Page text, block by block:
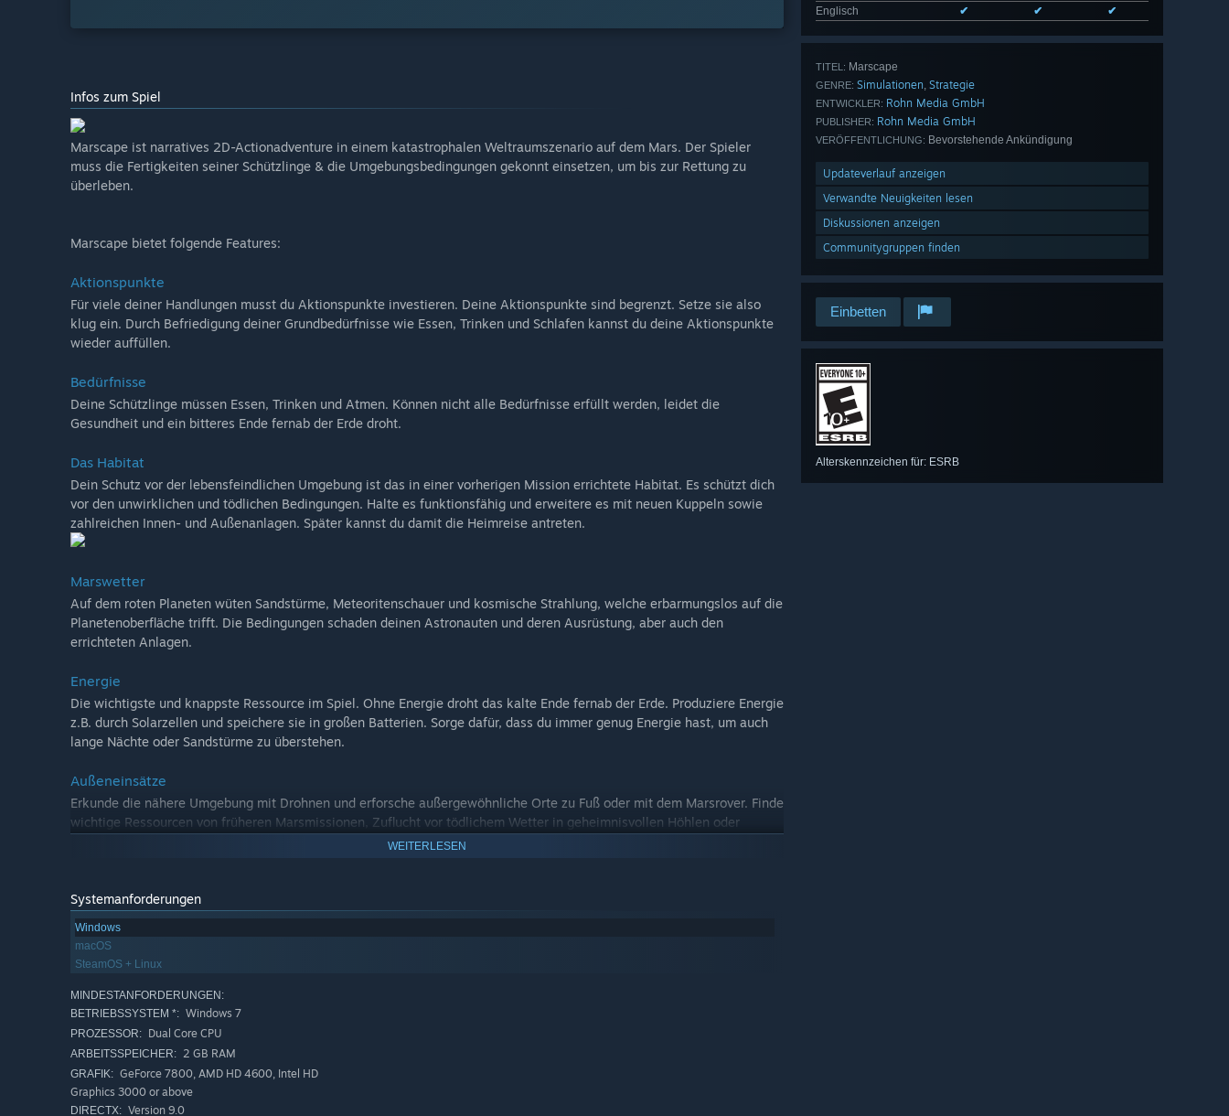
Englisch
✔ ✔ ✔
TITEL: Marscape
GENRE: Simulationen, Strategie
ENTWICKLER: Rohn Media GmbH
PUBLISHER: Rohn Media GmbH
VERÖFFENTLICHUNG: Bevorstehende Ankündigung
Updateverlauf anzeigen
Verwandte Neuigkeiten lesen
Diskussionen anzeigen
Communitygruppen finden
Einbetten
Alterskennzeichen für: ESRB
Infos zum Spiel
Marscape ist narratives 2D-Actionadventure in einem katastrophalen Weltraumszenario auf dem Mars. Der Spieler
muss die Fertigkeiten seiner Schützlinge & die Umgebungsbedingungen gekonnt einsetzen, um bis zur Rettung zu
überleben.
Marscape bietet folgende Features:
Aktionspunkte
Für viele deiner Handlungen musst du Aktionspunkte investieren. Deine Aktionspunkte sind begrenzt. Setze sie also
klug ein. Durch Befriedigung deiner Grundbedürfnisse wie Essen, Trinken und Schlafen kannst du deine Aktionspunkte
wieder auffüllen.
Bedürfnisse
Deine Schützlinge müssen Essen, Trinken und Atmen. Können nicht alle Bedürfnisse erfüllt werden, leidet die
Gesundheit und ein bitteres Ende fernab der Erde droht.
Das Habitat
Dein Schutz vor der lebensfeindlichen Umgebung ist das in einer vorherigen Mission errichtete Habitat. Es schützt dich
vor den unwirklichen und tödlichen Bedingungen. Halte es funktionsfähig und erweitere es mit neuen Kuppeln sowie
zahlreichen Innen- und Außenanlagen. Später kannst du damit die Heimreise antreten.
Marswetter
Auf dem roten Planeten wüten Sandstürme, Meteoritenschauer und kosmische Strahlung, welche erbarmungslos auf die
Planetenoberfläche trifft. Die Bedingungen schaden deinen Astronauten und deren Ausrüstung, aber auch den
errichteten Anlagen.
Energie
Die wichtigste und knappste Ressource im Spiel. Ohne Energie droht das kalte Ende fernab der Erde. Produziere Energie
z.B. durch Solarzellen und speichere sie in großen Batterien. Sorge dafür, dass du immer genug Energie hast, um auch
lange Nächte oder Sandstürme zu überstehen.
Außeneinsätze
Erkunde die nähere Umgebung mit Drohnen und erforsche außergewöhnliche Orte zu Fuß oder mit dem Marsrover. Finde
wichtige Ressourcen von früheren Marsmissionen, Zuflucht vor tödlichem Wetter in geheimnisvollen Höhlen oder
Nimm Kontakt mit der Erde auf, überlebe und produziere genug Treibstoff bis zum Eintreffen der Rettungsmission.
WEITERLESEN
Systemanforderungen
Windows
macOS
SteamOS + Linux
MINDESTANFORDERUNGEN:
BETRIEBSSYSTEM *: Windows 7
PROZESSOR: Dual Core CPU
ARBEITSSPEICHER: 2 GB RAM
GRAFIK: GeForce 7800, AMD HD 4600, Intel HD
Graphics 3000 or above
DIRECTX: Version 9.0